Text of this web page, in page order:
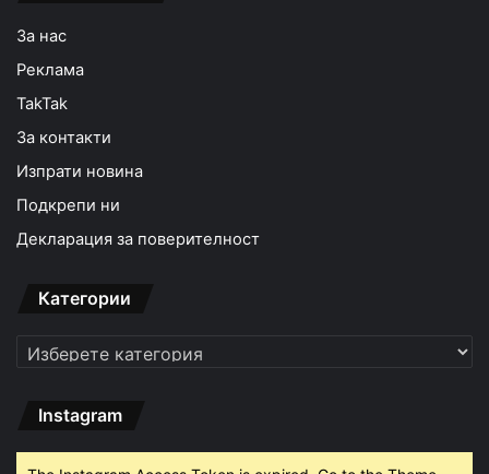
За нас
Реклама
TakTak
За контакти
Изпрати новина
Подкрепи ни
Декларация за поверителност
Категории
Категории
Instagram